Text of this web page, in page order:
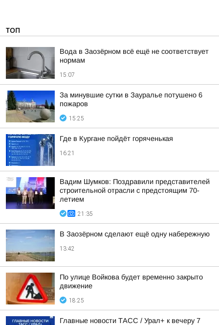
ТОП
Вода в Заозёрном всё ещё не соответствует
нормам
15:07
За минувшие сутки в Зауралье потушено 6
пожаров
15:25
Где в Кургане пойдёт горяченькая
16:21
Вадим Шумков: Поздравили представителей
строительной отрасли с предстоящим 70-
летием
21:35
В Заозёрном сделают ещё одну набережную
13:42
По улице Войкова будет временно закрыто
движение
18:25
Главные новости ТАСС / Урал+ к вечеру 7